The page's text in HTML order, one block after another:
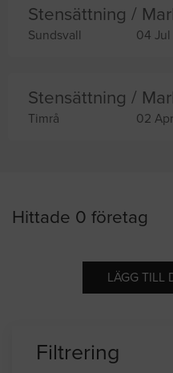
Stensättning /
Sundsvall 04
Stensättning /
Timrå 02
Hittade 0 företag
LÄGG TILL
Filtrering